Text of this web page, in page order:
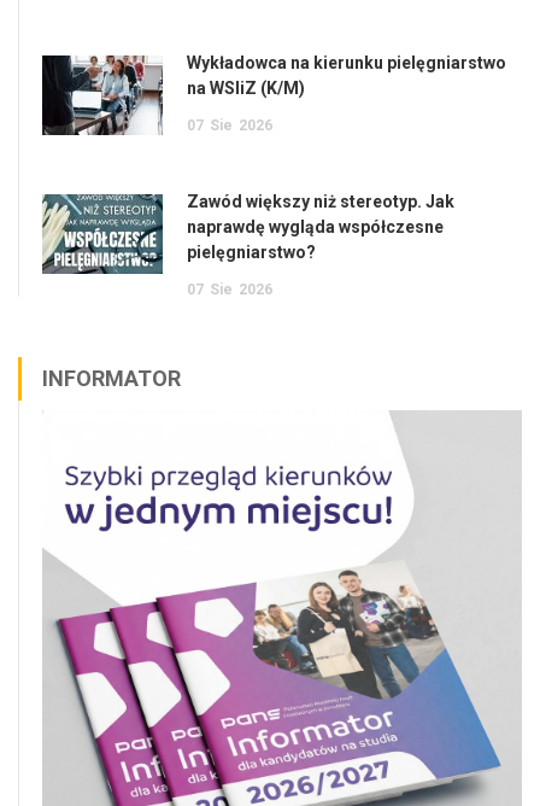
Wykładowca na kierunku pielęgniarstwo
na WSIiZ (K/M)
07 Sie 2026
Zawód większy niż stereotyp. Jak
naprawdę wygląda współczesne
pielęgniarstwo?
07 Sie 2026
INFORMATOR